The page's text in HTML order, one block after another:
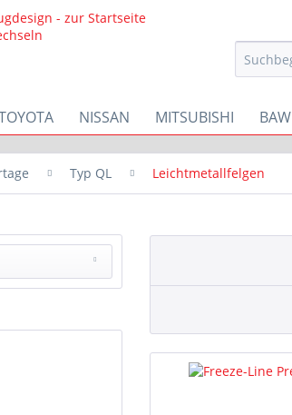
NISSAN MITSUBISHI BAW
Typ QL Leichtmetallfelgen